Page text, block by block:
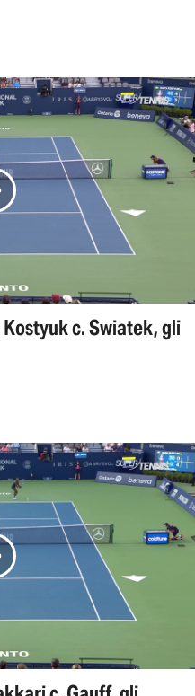
c. Swiatek, gli